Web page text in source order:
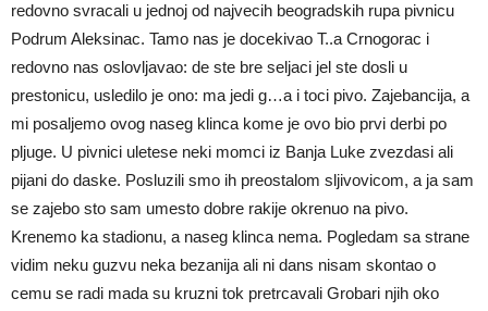
redovno svracali u jednoj od najvecih beogradskih rupa pivnicu
Podrum Aleksinac. Tamo nas je docekivao T..a Crnogorac i
redovno nas oslovljavao: de ste bre seljaci jel ste dosli u
prestonicu, usledilo je ono: ma jedi g…a i toci pivo. Zajebancija, a
mi posaljemo ovog naseg klinca kome je ovo bio prvi derbi po
pljuge. U pivnici uletese neki momci iz Banja Luke zvezdasi ali
pijani do daske. Posluzili smo ih preostalom sljivovicom, a ja sam
se zajebo sto sam umesto dobre rakije okrenuo na pivo.
Krenemo ka stadionu, a naseg klinca nema. Pogledam sa strane
vidim neku guzvu neka bezanija ali ni dans nisam skontao o
cemu se radi mada su kruzni tok pretrcavali Grobari njih oko